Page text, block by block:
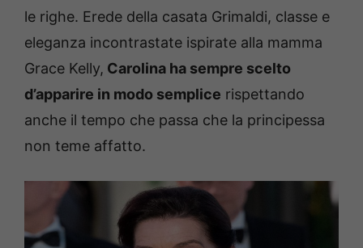
le righe. Erede della casata Grimaldi, classe e
eleganza incontrastate ispirate alla mamma
Grace Kelly, Carolina ha sempre scelto
d’apparire in modo semplice rispettando
anche il tempo che passa che la principessa
non teme affatto.